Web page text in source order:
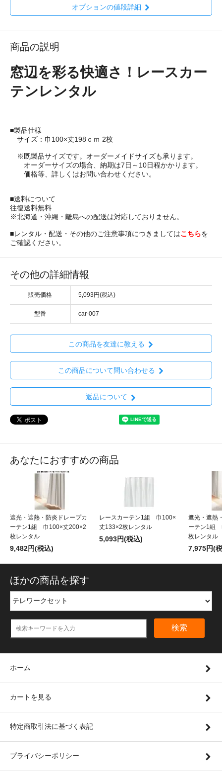
オプションの値段詳細
商品の説明
窓辺を彩る快適さ！レースカー
テンレンタル
■製品仕様
サイズ：巾100×丈198ｃｍ 2枚
※既製品サイズです。オーダーメイドサイズも承ります。
オーダーサイズの場合、納期は7日～10日程かかります。
価格等、詳しくはお問い合わせください。
■送料について
往復送料無料
※北海道・沖縄・離島への配送は対応しておりません。
■レンタル・配送・その他のご注意事項につきましてはこちらを
ご確認ください。
その他の詳細情報
販売価格 5,093円(税込)
型番 car-007
この商品を友達に教える
この商品について問い合わせる
返品について
あなたにおすすめの商品
遮光・遮熱・防炎ドレープカ
ーテン1組 巾100×丈200×2
枚レンタル
9,482円(税込)
レースカーテン1組 巾100×
丈133×2枚レンタル
5,093円(税込)
遮光・遮熱
ーテン1組
枚レンタル
7,975円(
ほかの商品を探す
検索
ホーム
カートを見る
特定商取引法に基づく表記
プライバシーポリシー